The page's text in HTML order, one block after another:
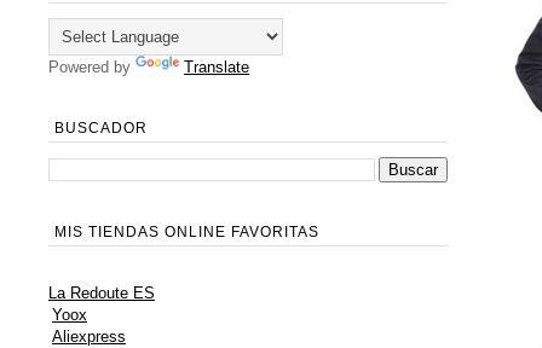
Powered by Translate
BUSCADOR
MIS TIENDAS ONLINE FAVORITAS
La Redoute ES
Yoox
Aliexpress